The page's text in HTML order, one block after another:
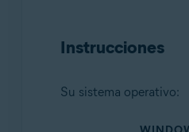
Instrucciones
Su sistema operativo: